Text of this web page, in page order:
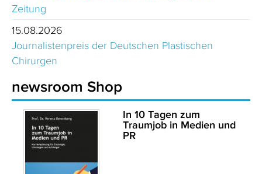
Zeitung
15.08.2026
Journalistenpreis der Deutschen Plastischen
Chirurgen
newsroom Shop
In 10 Tagen zum
Traumjob in Medien und
PR